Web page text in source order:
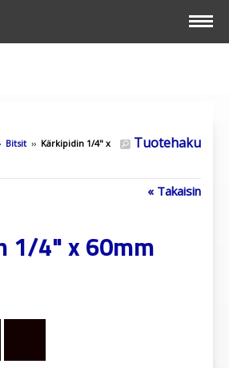
Tuotehaku
Bitsit ›› Kärkipidin 1/4" x
« Takaisin
1/4" x 60mm